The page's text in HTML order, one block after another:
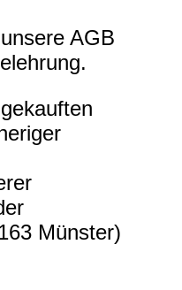
AGB
Münster)